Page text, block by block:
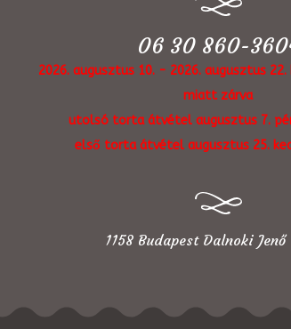
06 30 860-
2026. augusztus 10. - 2026. augusztus
miatt zárva
utolsó torta átvétel augusztus 7.
első torta átvétel augusztus 25.
1158 Budapest Dalnoki